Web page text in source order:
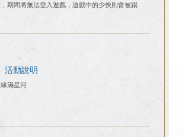
期間將無法登入遊戲，遊戲中的少俠則會被踢
活動說明
滿星河